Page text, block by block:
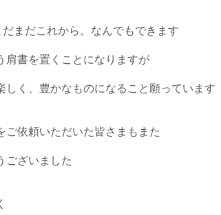
まだこれから。なんでもできます
肩書を置くことになりますが
しく、豊かなものになること願っています
ご依頼いただいた皆さまもまた
ございました